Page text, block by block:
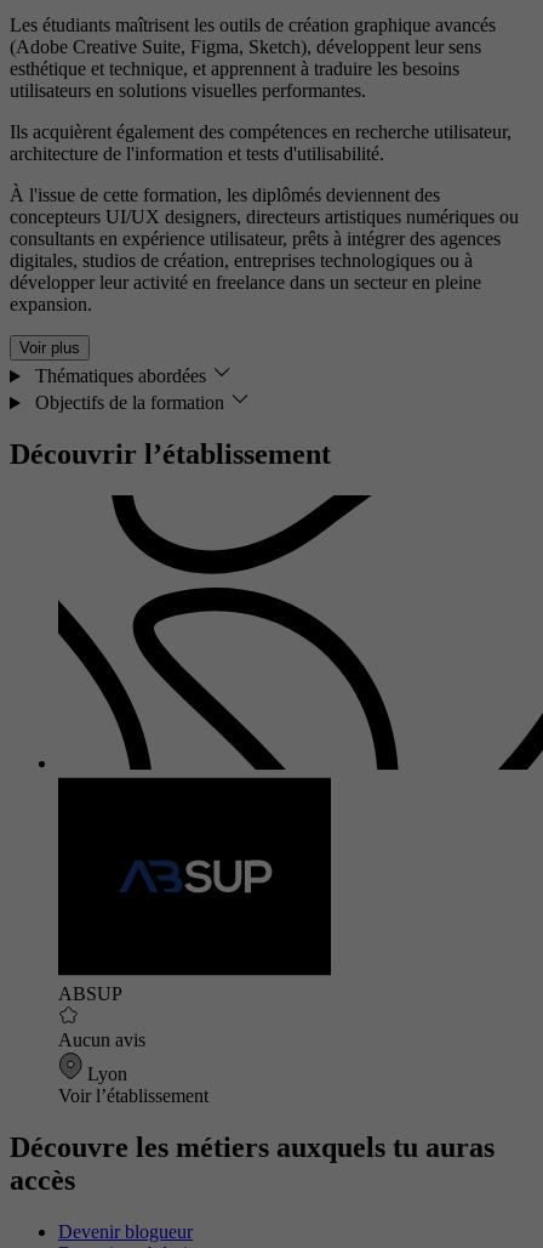
Les étudiants maîtrisent les outils de création graphique avancés
(Adobe Creative Suite, Figma, Sketch), développent leur sens
esthétique et technique, et apprennent à traduire les besoins
utilisateurs en solutions visuelles performantes.
Ils acquièrent également des compétences en recherche utilisateur,
architecture de l'information et tests d'utilisabilité.
À l'issue de cette formation, les diplômés deviennent des
concepteurs UI/UX designers, directeurs artistiques numériques ou
consultants en expérience utilisateur, prêts à intégrer des agences
digitales, studios de création, entreprises technologiques ou à
développer leur activité en freelance dans un secteur en pleine
expansion.
Voir plus
Thématiques abordées
Objectifs de la formation
Découvrir l’établissement
ABSUP
Aucun avis
Lyon
Voir l’établissement
Découvre les métiers auxquels tu auras
accès
Devenir blogueur